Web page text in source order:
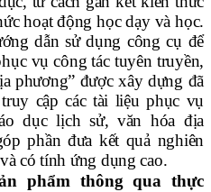
hoạt động học dạy và học.
dẫn sử dụng công cụ để
vụ công tác tuyên truyền,
phương” đượcxây dựng đã
cập các tài liệu phục vụ
dục lịch sử, văn hóa địa
phần đưa kết quả nghiên
có tính ứng dụng cao.
phẩm thông qua thực